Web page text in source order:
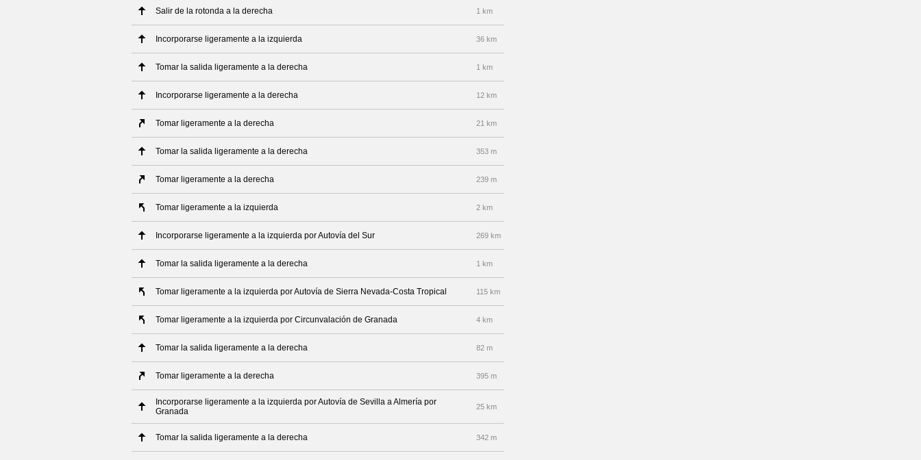
Salir de la rotonda a la derecha 1 km
Incorporarse ligeramente a la izquierda 36 km
Tomar la salida ligeramente a la derecha 1 km
Incorporarse ligeramente a la derecha 12 km
Tomar ligeramente a la derecha 21 km
Tomar la salida ligeramente a la derecha 353 m
Tomar ligeramente a la derecha 239 m
Tomar ligeramente a la izquierda 2 km
Incorporarse ligeramente a la izquierda por Autovía del Sur 269 km
Tomar la salida ligeramente a la derecha 1 km
Tomar ligeramente a la izquierda por Autovía de Sierra Nevada-Costa Tropical 115 km
Tomar ligeramente a la izquierda por Circunvalación de Granada 4 km
Tomar la salida ligeramente a la derecha 82 m
Tomar ligeramente a la derecha 395 m
Incorporarse ligeramente a la izquierda por Autovía de Sevilla a Almería por
Granada
25 km
Tomar la salida ligeramente a la derecha 342 m